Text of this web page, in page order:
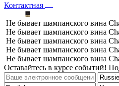
Контактная
Не бывает шампанского вина
Не бывает шампанского вина
Не бывает шампанского вина
Не бывает шампанского вина
Не бывает шампанского вина
Оставайтесь в курсе событий!